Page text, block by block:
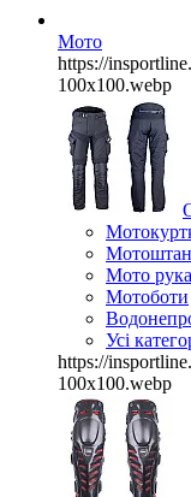
Мото
https://
100x100.webp
Мото
Мотоботи
Усі
https://
100x100.webp